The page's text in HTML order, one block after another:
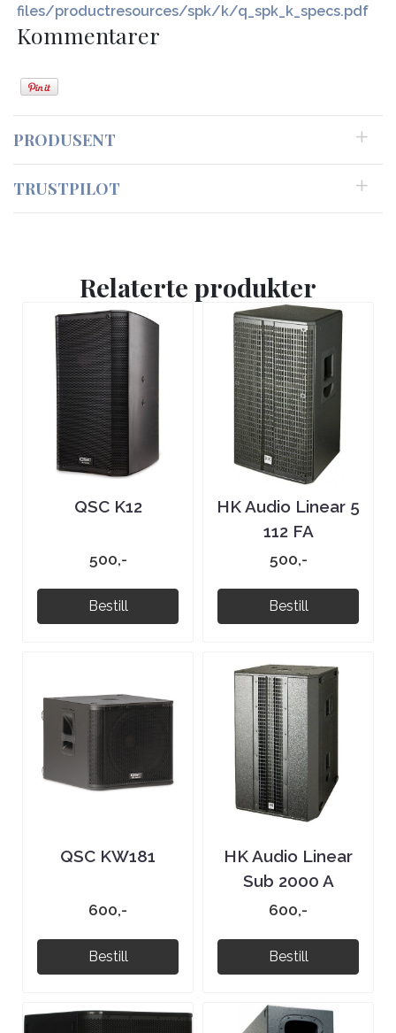
files/productresources/spk/k/q_spk_k_specs.pdf
Kommentarer
PRODUSENT
TRUSTPILOT
Relaterte produkter
QSC K12
500,-
Bestill
HK Audio Linear 5
112 FA
500,-
Bestill
QSC KW181
600,-
Bestill
HK Audio Linear
Sub 2000 A
600,-
Bestill